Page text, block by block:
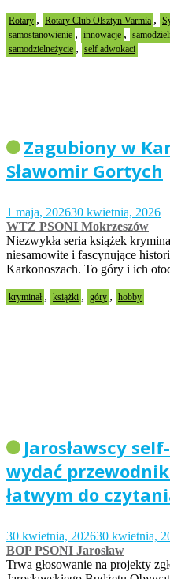
Rotary , Rotary Club Olsztyn Varmia ,
samostanowienie , innowacje ,
samodzielneżycie , self adwokaci
Zagubiony w
Sławomir Gortych
1 maja, 202630 kwietnia, 2026
WTZ PSONI Mokrzeszów
Niezwykła seria książek
niesamowite i fascynujące
Karkonoszach. To góry i ich
kryminał , książki , góry , hobby
Jarosławscy
wydać
łatwym do
30 kwietnia, 202630 kwietnia,
BOP PSONI Jarosław
Trwa głosowanie na projekty